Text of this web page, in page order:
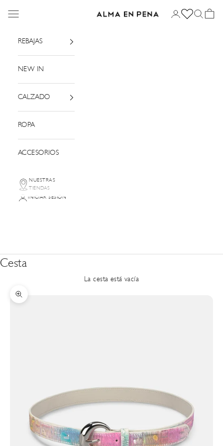
Alma en Pena
Menú Iniciar sesión
Buscar
Cesta
REBAJAS
NEW IN
CALZADO
ROPA
ACCESORIOS
NUESTRAS
TIENDAS
INICIAR SESIÓN
Cesta
La cesta está vacía
Zoom